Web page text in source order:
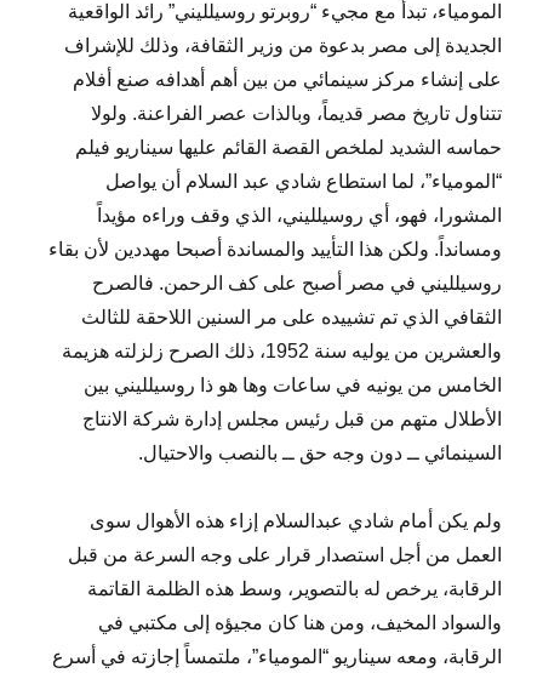
المومياء، تبدأ مع مجيء “روبرتو روسيلليني” رائد الواقعية
الجديدة إلى مصر بدعوة من وزير الثقافة، وذلك للإشراف
على إنشاء مركز سينمائي من بين أهم أهدافه صنع أفلام
تتناول تاريخ مصر قديماً، وبالذات عصر الفراعنة. ولولا
حماسه الشديد لملخص القصة القائم عليها سيناريو فيلم
“المومياء”، لما استطاع شادي عبد السلام أن يواصل
المشورا، فهو، أي روسيلليني، الذي وقف وراءه مؤيداً
ومسانداً. ولكن هذا التأييد والمساندة أصبحا مهددين لأن بقاء
روسيلليني في مصر أصبح على كف الرحمن. فالصرح
الثقافي الذي تم تشييده على مر السنين اللاحقة للثالث
والعشرين من يوليه سنة 1952، ذلك الصرح زلزلته هزيمة
الخامس من يونيه في ساعات وها هو ذا روسيلليني بين
الأطلال متهم من قبل رئيس مجلس إدارة شركة الانتاج
السينمائي ــ دون وجه حق ــ بالنصب والاحتيال.
ولم يكن أمام شادي عبدالسلام إزاء هذه الأهوال سوى
العمل من أجل استصدار قرار على وجه السرعة من قبل
الرقابة، يرخص له بالتصوير، وسط هذه الظلمة القاتمة
والسواد المخيف، ومن هنا كان مجيؤه إلى مكتبي في
الرقابة، ومعه سيناريو “المومياء”، ملتمساً إجازته في أسرع